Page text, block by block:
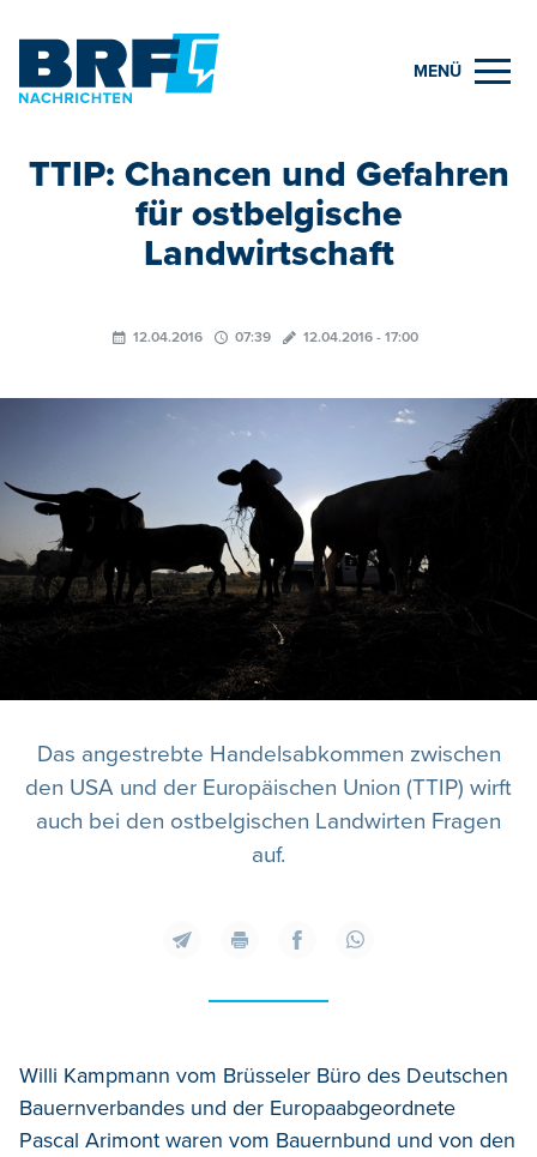
MENÜ
TTIP: Chancen und Gefahren
für ostbelgische
Landwirtschaft
12.04.2016 07:39 12.04.2016 - 17:00
Das angestrebte Handelsabkommen zwischen
den USA und der Europäischen Union (TTIP) wirft
auch bei den ostbelgischen Landwirten Fragen
auf.
Willi Kampmann vom Brüsseler Büro des Deutschen
Bauernverbandes und der Europaabgeordnete
Pascal Arimont waren vom Bauernbund und von den